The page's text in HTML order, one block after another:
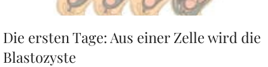
Die ersten Tage: Aus einer Zelle wird die
Blastozyste